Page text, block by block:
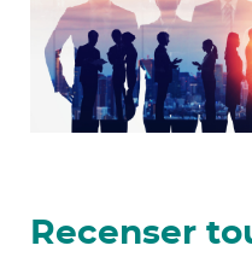
Recenser